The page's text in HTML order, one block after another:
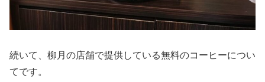
続いて、柳月の店舗で提供している無料のコーヒーについ
てです。